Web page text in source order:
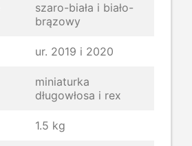
szaro-biała i biało-
brązowy
ur. 2019 i 2020
miniaturka
długowłosa i rex
1.5 kg